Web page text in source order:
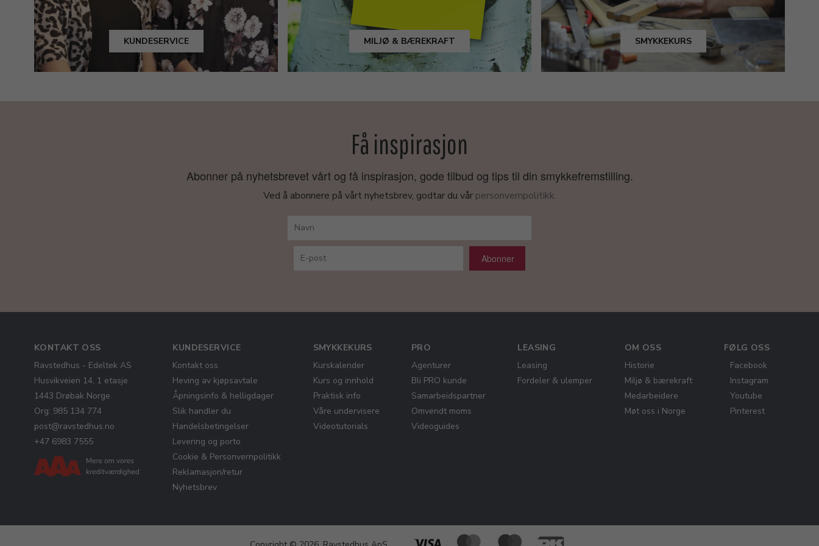
KUNDESERVICE MILJØ & BÆREKRAFT SMYKKEKURS
Få inspirasjon
Abonner på nyhetsbrevet vårt og få inspirasjon, gode tilbud og tips til din smykkefremstilling.
Ved å abonnere på vårt nyhetsbrev, godtar du vår personvernpolitikk.
Abonner
KONTAKT OSS
Ravstedhus - Edeltek AS
Husvikveien 14, 1 etasje
1443 Drøbak Norge
Org: 985 134 774
post@ravstedhus.no
+47 6983 7555
KUNDESERVICE
Kontakt oss
Heving av kjøpsavtale
Åpningsinfo & helligdager
Slik handler du
Handelsbetingelser
Levering og porto
Cookie & Personvernpolitikk
Reklamasjon/retur
Nyhetsbrev
SMYKKEKURS
Kurskalender
Kurs og innhold
Praktisk info
Våre undervisere
Videotutorials
PRO
Agenturer
Bli PRO kunde
Samarbeidspartner
Omvendt moms
Videoguides
LEASING
Leasing
Fordeler & ulemper
OM OSS
Historie
Miljø & bærekraft
Medarbeidere
Møt oss i Norge
FØLG OSS
Facebook
Instagram
Youtube
Pinterest